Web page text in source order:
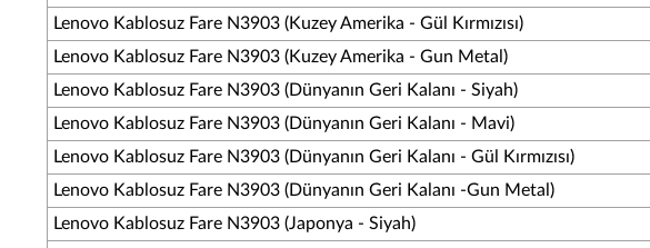
Lenovo Kablosuz Fare N3903 (Kuzey Amerika - Gül Kırmızısı)
Lenovo Kablosuz Fare N3903 (Kuzey Amerika - Gun Metal)
Lenovo Kablosuz Fare N3903 (Dünyanın Geri Kalanı - Siyah)
Lenovo Kablosuz Fare N3903 (Dünyanın Geri Kalanı - Mavi)
Lenovo Kablosuz Fare N3903 (Dünyanın Geri Kalanı - Gül Kırmızısı)
Lenovo Kablosuz Fare N3903 (Dünyanın Geri Kalanı -Gun Metal)
Lenovo Kablosuz Fare N3903 (Japonya - Siyah)